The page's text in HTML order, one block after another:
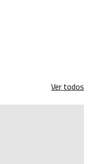
Ver todos